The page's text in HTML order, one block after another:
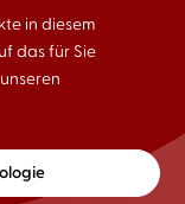
in diesem
das für Sie